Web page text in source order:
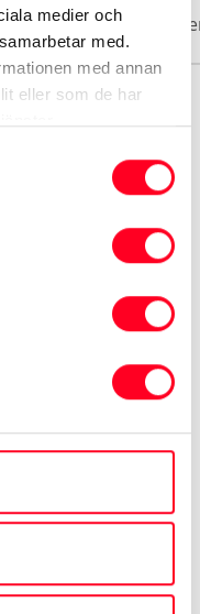
medier och
med.
med annan
eller som de har
Exteriör